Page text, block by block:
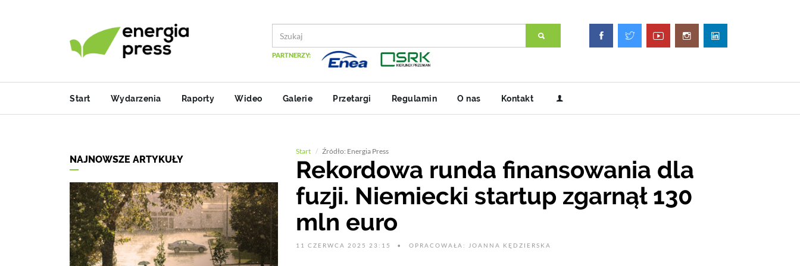
PARTNERZY:
Start Wydarzenia Raporty Wideo Galerie Przetargi Regulamin O nas Kontakt
Start Źródło: Energia Press
Rekordowa runda finansowania dla
fuzji. Niemiecki startup zgarnął 130
mln euro
11 CZERWCA 2025 23:15 OPRACOWAŁA: JOANNA KĘDZIERSKA
NAJNOWSZE ARTYKUŁY